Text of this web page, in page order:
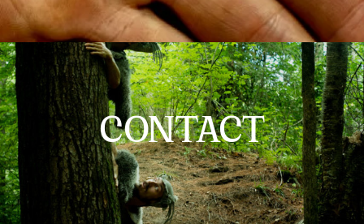
CONTACT